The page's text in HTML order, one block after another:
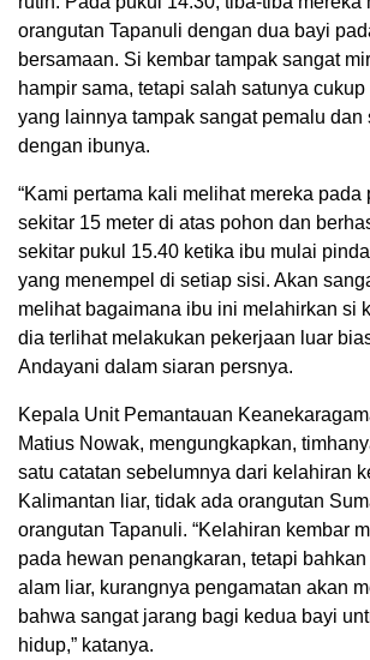
orangutan Tapanuli dengan dua bayi
bersamaan. Si kembar tampak sangat
hampir sama, tetapi salah satunya
yang lainnya tampak sangat pemalu
dengan ibunya.
“Kami pertama kali melihat mereka pada
sekitar 15 meter di atas pohon dan
sekitar pukul 15.40 ketika ibu mulai
yang menempel di setiap sisi. Akan
melihat bagaimana ibu ini melahirkan si
dia terlihat melakukan pekerjaan luar
Andayani dalam siaran persnya.
Kepala Unit Pemantauan
Matius Nowak, mengungkapkan,
satu catatan sebelumnya dari kelahiran
Kalimantan liar, tidak ada orangutan
orangutan Tapanuli. “Kelahiran kembar
pada hewan penangkaran, tetapi
alam liar, kurangnya pengamatan akan
bahwa sangat jarang bagi kedua bayi
hidup,” katanya.